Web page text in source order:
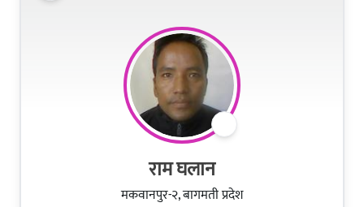
राम घलान
मकवानपुर-२, बागमती प्रदेश